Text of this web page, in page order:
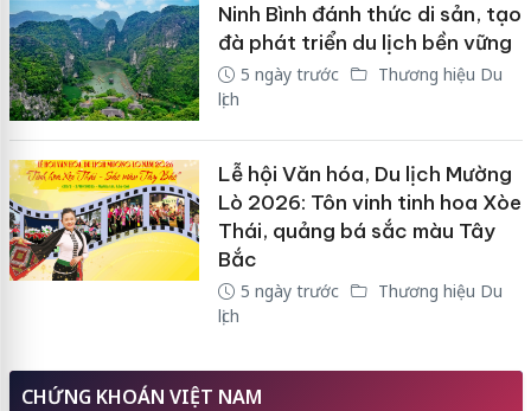
Ninh Bình đánh thức di sản, tạo
đà phát triển du lịch bền vững
5 ngày trước
Thương hiệu Du
lịch
Lễ hội Văn hóa, Du lịch Mường
Lò 2026: Tôn vinh tinh hoa Xòe
Thái, quảng bá sắc màu Tây
Bắc
5 ngày trước
Thương hiệu Du
lịch
CHỨNG KHOÁN VIỆT NAM